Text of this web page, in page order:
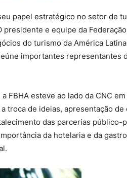
papel estratégico no setor de
presidente e equipe da
do turismo da América
importantes representantes
FBHA esteve ao lado da CNC
troca de ideias, apresentação
das parcerias público-
da hotelaria e da